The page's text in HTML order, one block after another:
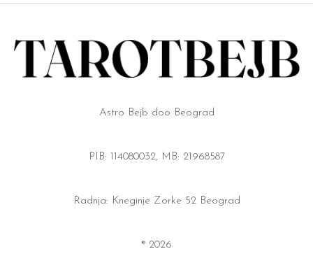
Astro Bejb doo Beograd
PIB: 114080032, MB: 21968587
Radnja: Kneginje Zorke 52 Beograd
® 2026